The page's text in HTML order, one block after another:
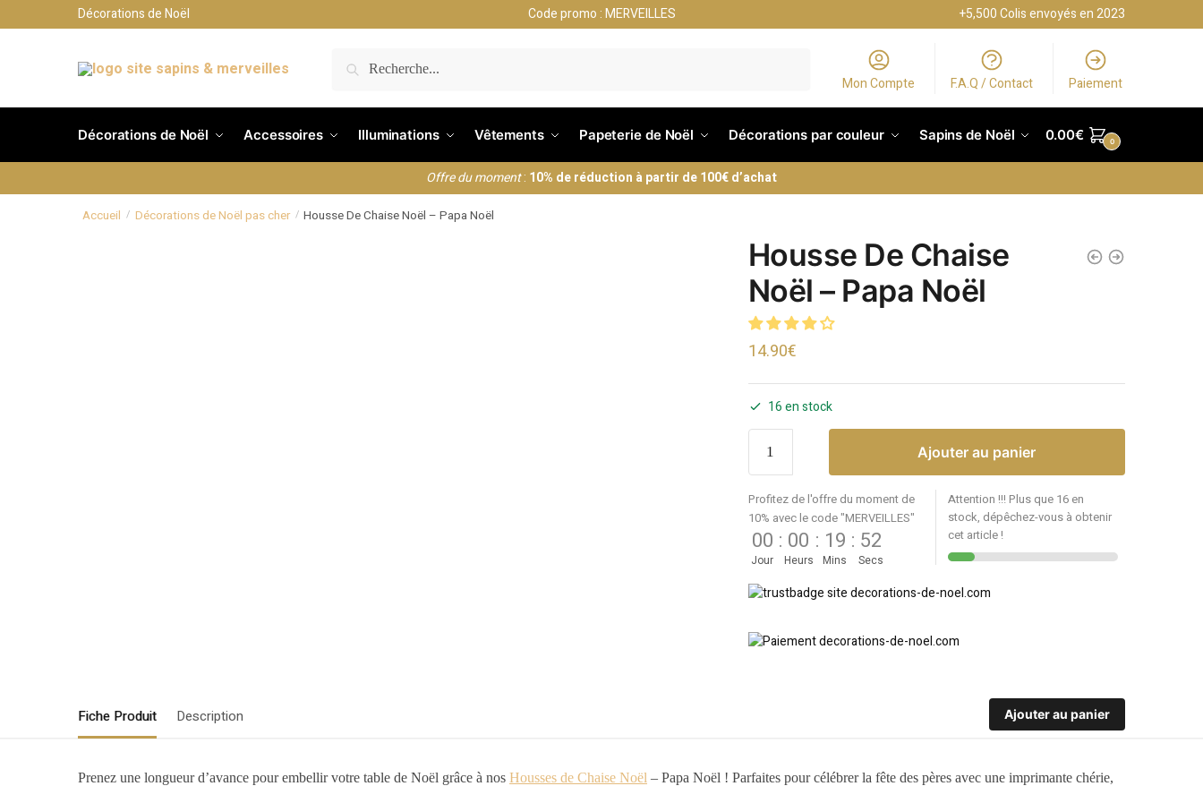
Décorations de Noël Code promo : MERVEILLES +5,500 Colis envoyés en 2023
RECHERCHE
Mon Compte F.A.Q / Contact Paiement
Décorations de Noël Accessoires Illuminations Vêtements Papeterie de Noël Décorations par couleur Sapins de Noël 0.00€ 0
Offre du moment: 10% de réduction à partir de 100€ d’achat
Accueil / Décorations de Noël pas cher / Housse De Chaise Noël – Papa Noël
Housse De Chaise
Noël – Papa Noël
14.90€
16 en stock
Ajouter au panier
Profitez de l'offre du moment de
10% avec le code "MERVEILLES"
00
Jour
: 00
Heurs
: 19
Mins
: 52
Secs
Attention !!! Plus que 16 en
stock, dépêchez-vous à obtenir
cet article !
Fiche Produit Description Ajouter au panier
Prenez une longueur d’avance pour embellir votre table de Noël grâce à nosHousses de Chaise Noël – Papa Noël ! Parfaites pour célébrer la fête des pères avec une imprimante chérie,